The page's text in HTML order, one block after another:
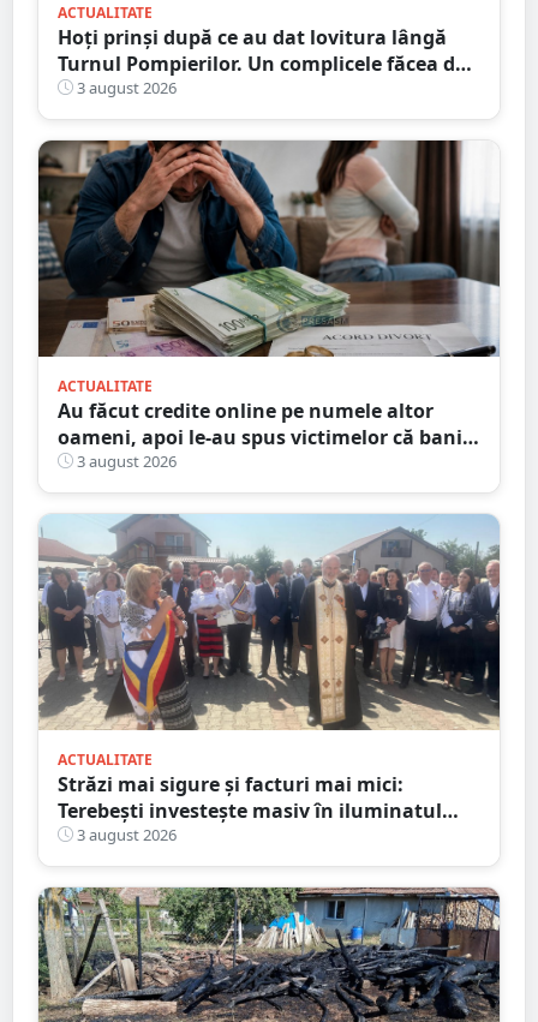
ACTUALITATE
Hoți prinși după ce au dat lovitura lângă
Turnul Pompierilor. Un complicele făcea de
pază
3 august 2026
ACTUALITATE
Au făcut credite online pe numele altor
oameni, apoi le-au spus victimelor că banii
sunt din... moștenire
3 august 2026
ACTUALITATE
Străzi mai sigure și facturi mai mici:
Terebești investește masiv în iluminatul
public
3 august 2026